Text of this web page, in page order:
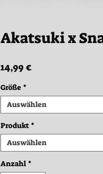
Akatsuki x
14,99 €
Größe *
Auswählen
Produkt *
Auswählen
Anzahl *